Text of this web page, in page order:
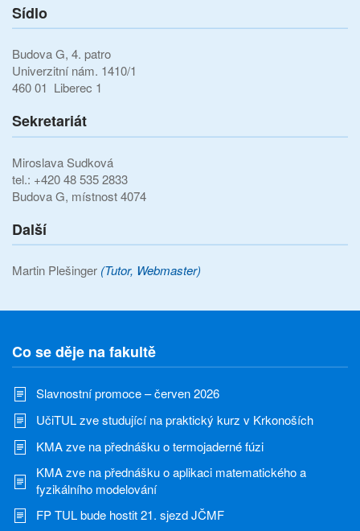
Sídlo
Budova G, 4. patro
Univerzitní nám. 1410/1
460 01 Liberec 1
Sekretariát
Miroslava Sudková
tel.: +420 48 535 2833
Budova G, místnost 4074
Další
Martin Plešinger (Tutor, Webmaster)
Co se děje na fakultě
Slavnostní promoce – červen 2026
UčiTUL zve studující na praktický kurz v Krkonoších
KMA zve na přednášku o termojaderné fúzi
KMA zve na přednášku o aplikaci matematického a
fyzikálního modelování
FP TUL bude hostit 21. sjezd JČMF